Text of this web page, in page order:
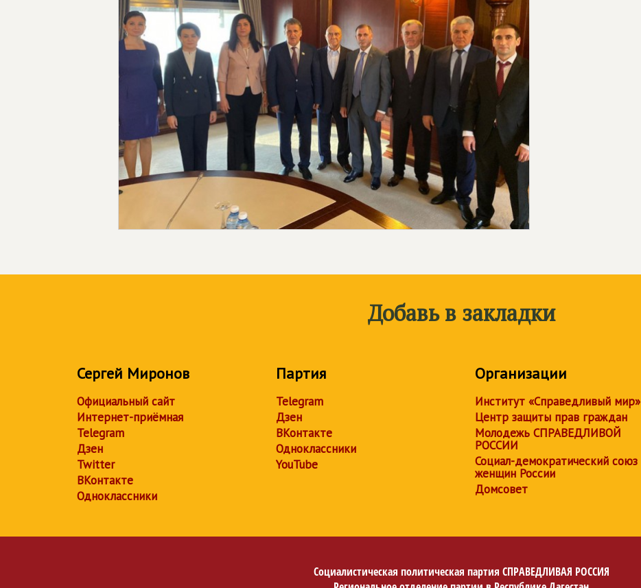
Добавь в закладки
Сергей Миронов
Официальный сайт
Интернет-приёмная
Telegram
Дзен
Twitter
ВКонтакте
Одноклассники
Партия
Telegram
Дзен
ВКонтакте
Одноклассники
YouTube
Организации
Институт «Справедливый мир»
Центр защиты прав граждан
Молодежь СПРАВЕДЛИВОЙ
РОССИИ
Социал-демократический союз
женщин России
Домсовет
Социалистическая политическая партия СПРАВЕДЛИВАЯ РОССИЯ